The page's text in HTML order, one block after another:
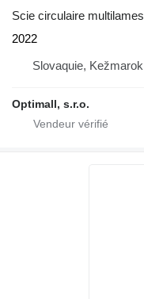
Scie circulaire multilames
2022
Slovaquie, Kežmarok
Optimall, s.r.o.